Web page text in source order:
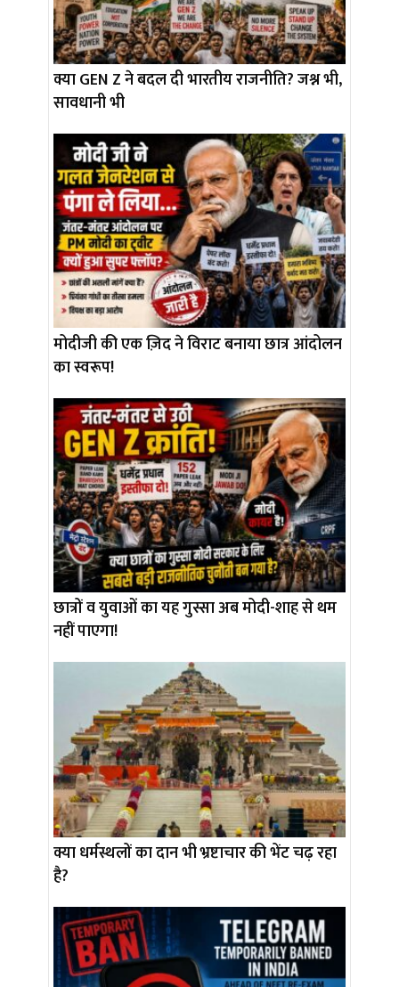
क्या GEN Z ने बदल दी भारतीय राजनीति? जश्न भी,
सावधानी भी
मोदीजी की एक ज़िद ने विराट बनाया छात्र आंदोलन
का स्वरूप!
छात्रों व युवाओं का यह गुस्सा अब मोदी-शाह से थम
नहीं पाएगा!
क्या धर्मस्थलों का दान भी भ्रष्टाचार की भेंट चढ़ रहा
है?